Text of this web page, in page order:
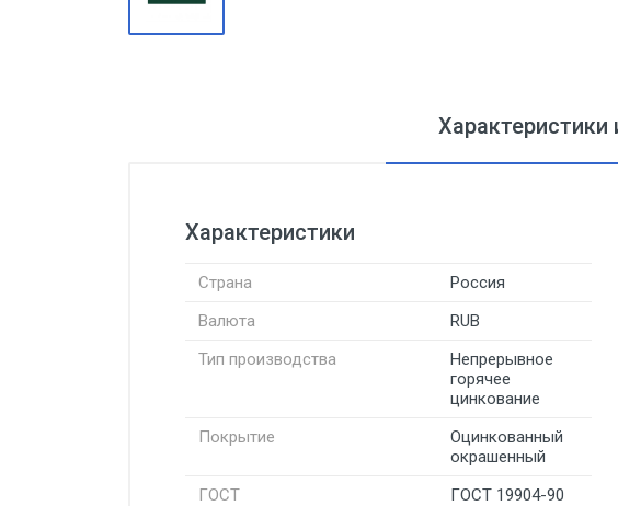
Цветные металлы
Характеристики
Характеристики
Страна
Россия
Валюта
RUB
Тип производства
Непрерывное
горячее
цинкование
Покрытие
Оцинкованный
окрашенный
ГОСТ
ГОСТ 19904-90